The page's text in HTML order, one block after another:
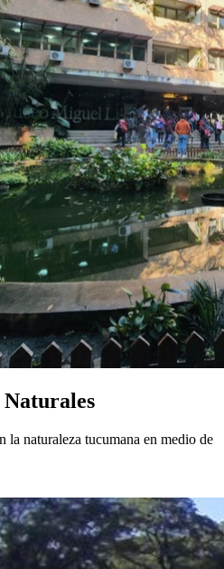
Naturales
la naturaleza tucumana en medio de